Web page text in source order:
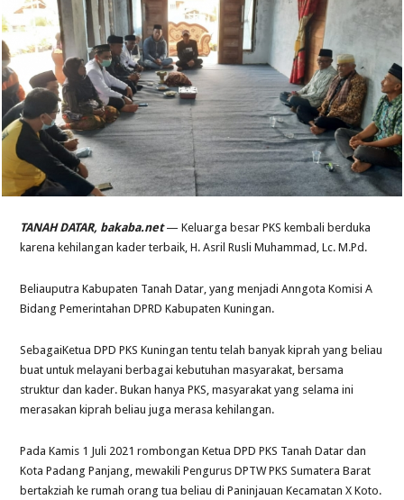
TANAH DATAR, bakaba.net— Keluarga besar PKS kembali berduka
karena kehilangan kader terbaik, H. Asril Rusli Muhammad, Lc. M.Pd.
Beliauputra Kabupaten Tanah Datar, yang menjadi Anngota Komisi A
Bidang Pemerintahan DPRD Kabupaten Kuningan.
SebagaiKetua DPD PKS Kuningan tentu telah banyak kiprah yang beliau
buat untuk melayani berbagai kebutuhan masyarakat, bersama
struktur dan kader. Bukan hanya PKS, masyarakat yang selama ini
merasakan kiprah beliau juga merasa kehilangan.
Pada Kamis 1 Juli 2021 rombongan Ketua DPD PKS Tanah Datar dan
Kota Padang Panjang, mewakili Pengurus DPTW PKS Sumatera Barat
bertakziah ke rumah orang tua beliau di Paninjauan Kecamatan X Koto.